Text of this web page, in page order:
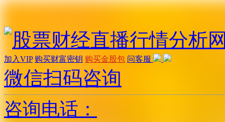
加入VIP 购买财富密钥 购买金股包 问客服
微信扫码咨询
咨询电话：